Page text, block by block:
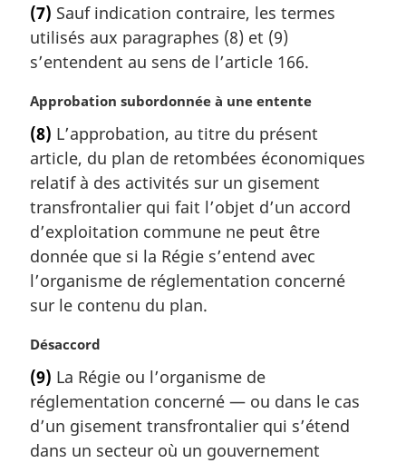
n
a
e
:
t
e
m
r
i
n
a
l
e
:
(7) Sauf indication contraire, les termes
utilisés aux paragraphes (8) et (9)
s’entendent au sens de l’article 166.
N
t
e
m
a
g
i
n
a
e
Approbation subordonnée à une entente
(8) L’approbation, au titre du présent
article, du plan de retombées économiques
relatif à des activités sur un gisement
transfrontalier qui fait l’objet d’un accord
d’exploitation commune ne peut être
donnée que si la Régie s’entend avec
l’organisme de réglementation concerné
sur le contenu du plan.
N
t
e
m
a
Désaccord
(9) La Régie ou l’organisme de
réglementation concerné — ou dans le cas
d’un gisement transfrontalier qui s’étend
dans un secteur où un gouvernement